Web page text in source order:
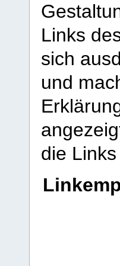
Links
sich
und
die